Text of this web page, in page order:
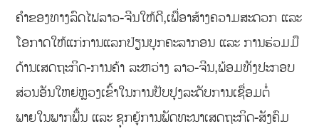
ຄໍາຂອງທາງລົດໄຟລາວ-ຈີນໃຫ້ດີ,ເພື່ອາສ້າງຄວາມສະດວກ ແລະ
ໂອກາດໃຫ້ແກ່ການແລກປ່ຽນບຸກຄະລາກອນ ແລະ ການຮ່ວມມື
ດ້ານເສດຖະກິດ-ການຄ້າ ລະຫວ່າງ ລາວ-ຈີນ,ພ້ອມທັງປະກອບ
ສ່ວນອັນໃຫຍ່ຫຼວງເຂົ້າໃນການປັບປຸງລະດັບການເຊື່ອມຕໍ່
ພາຍໃນພາກພື້ນ ແລະ ຊຸກຍູ້ການພັດທະນາເສດຖະກິດ-ສັງຄົມ